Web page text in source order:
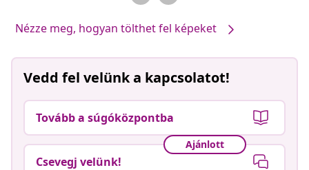
Nézze meg, hogyan tölthet fel képeket
Vedd fel velünk a kapcsolatot!
Tovább a súgóközpontba
Ajánlott
Csevegj velünk!